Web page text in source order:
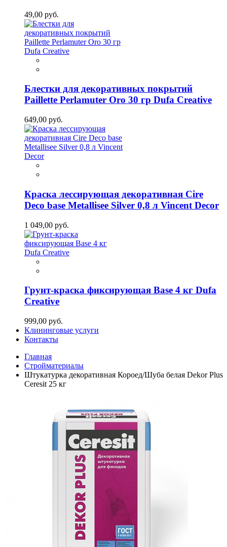
49,00 руб.
Блестки для декоративных покрытий
Paillette Perlamuter Oro 30 гр Dufa Creative
649,00 руб.
Краска лессирующая декоративная Cire
Deco base Metallisee Silver 0,8 л Vincent Decor
1 049,00 руб.
Грунт-краска фиксирующая Base 4 кг Dufa
Creative
999,00 руб.
Клининговые услуги
Контакты
Главная
Стройматериалы
Штукатурка декоративная Короед/Шуба белая Dekor Plus
Ceresit 25 кг